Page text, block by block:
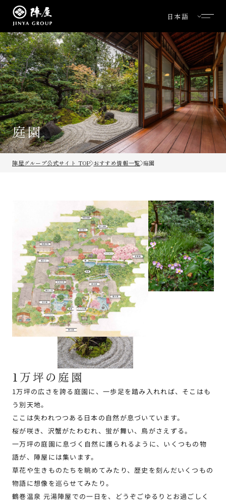
庭園
陣屋グループ公式サイト TOP おすすめ情報一覧 庭園
1万坪の庭園
1万坪の広さを誇る庭園に、一歩足を踏み入れれば、そこはも
う別天地。
ここは失われつつある日本の自然が息づいています。
桜が咲き、沢蟹がたわむれ、蛍が舞い、鳥がさえずる。
一万坪の庭園に息づく自然に護られるように、いくつもの物
語が、陣屋には集います。
草花や生きものたちを眺めてみたり、歴史を刻んだいくつもの
物語に想像を巡らせてみたり。
鶴巻温泉 元湯陣屋での一日を、どうぞごゆるりとお過ごしく